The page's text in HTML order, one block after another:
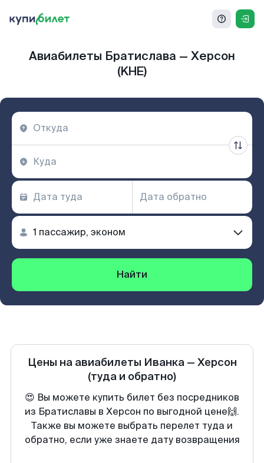
Авиабилеты Братислава — Херсон
(KHE)
Найти
Цены на авиабилеты Иванка— Херсон
(туда и обратно)
😍 Вы можете купить билет без посредников
из Братиславы в Херсон по выгодной цене🙌.
Также вы можете выбрать перелет туда и
обратно, если уже знаете дату возвращения